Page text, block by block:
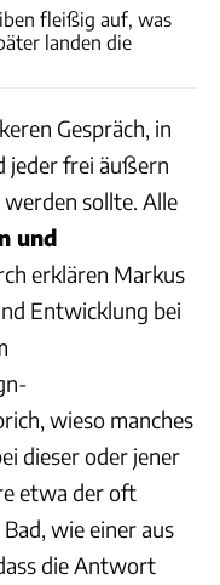
fleißig auf, was
landen die
Gespräch, in
jeder frei äußern
sollte. Alle
und
erklären Markus
Entwicklung bei
wieso manches
dieser oder jener
etwa der oft
wie einer aus
die Antwort